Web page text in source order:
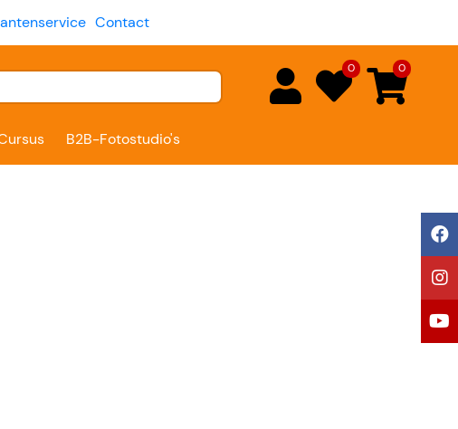
Contact
0 0
B2B-Fotostudio's